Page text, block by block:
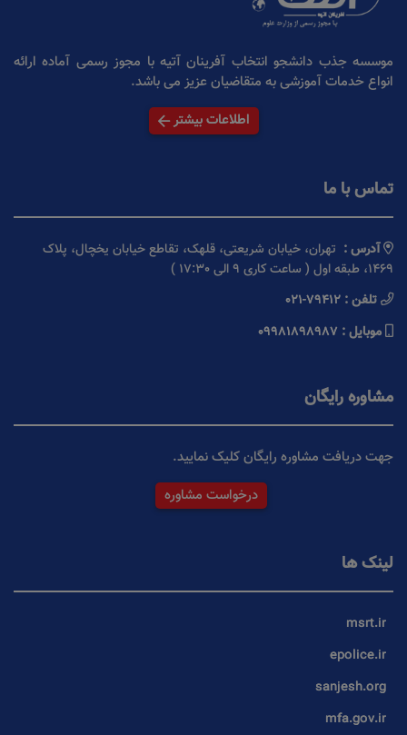
موسسه جذب دانشجو انتخاب آفرینان آتیه با مجوز رسمی آماده ارائه
انواع خدمات آموزشی به متقاضیان عزیز می باشد.
اطلاعات بیشتر
تماس با ما
آدرس : تهران، خیابان شریعتی، قلهک، تقاطع خیابان یخچال، پلاک
1469، طبقه اول ( ساعت کاری 9 الی 17:30 )
تلفن : 021-79412
موبایل : 09981898987
مشاوره رایگان
جهت دریافت مشاوره رایگان کلیک نمایید.
درخواست مشاوره
لینک ها
msrt.ir
epolice.ir
sanjesh.org
mfa.gov.ir